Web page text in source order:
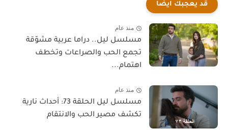
قد يعجبك ايضا
منذ عام
مسلسل ليل.. دراما عربية مشوّقة
تجمع الحب والصراعات وتخطف
اهتمام...
منذ عام
مسلسل ليل الحلقة 73: أحداث نارية
تكشف مصير الحب والانتقام